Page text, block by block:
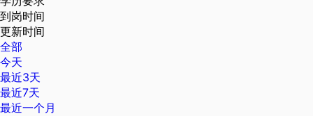
到岗时间
更新时间
全部
今天
最近3天
最近7天
最近一个月